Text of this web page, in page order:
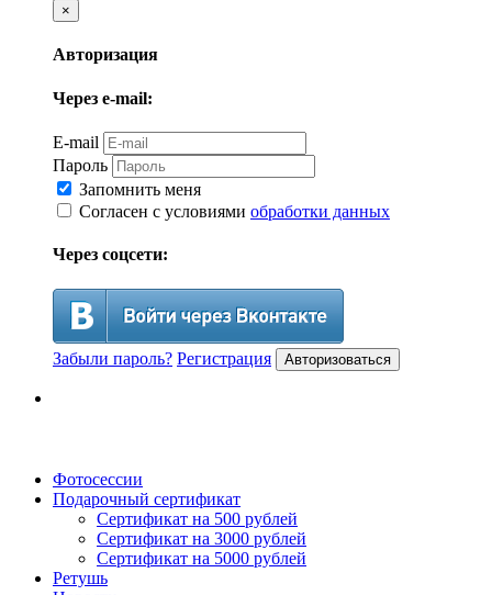
×
Авторизация
Через e-mail:
E-mail
Пароль
Запомнить меня
Согласен с условиями обработки данных
Через соцсети:
Забыли пароль? Регистрация Авторизоваться
Фотосессии
Подарочный сертификат
Сертификат на 500 рублей
Сертификат на 3000 рублей
Сертификат на 5000 рублей
Ретушь